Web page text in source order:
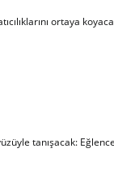
ortaya
tanışacak: